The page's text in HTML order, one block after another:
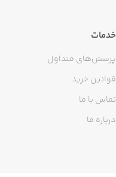
خدمات
پرسش‌های متداول
قوانین خرید
تماس با ما
درباره ما